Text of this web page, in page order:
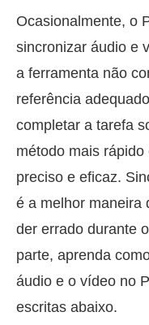
Ocasionalmente, o
sincronizar áudio e
a ferramenta não
referência
completar a tarefa
método mais
preciso e eficaz.
é a melhor maneira
der errado durante
parte, aprenda
áudio e o vídeo no
escritas abaixo.